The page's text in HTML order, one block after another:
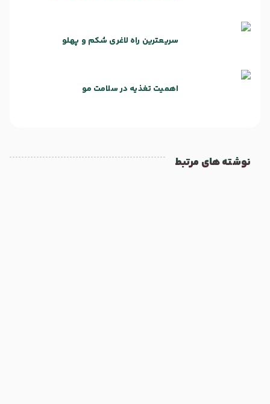
سریعترین راه لاغری شکم و پهلو
اهمیت تغذیه در سلامت مو
نوشته های مرتبط